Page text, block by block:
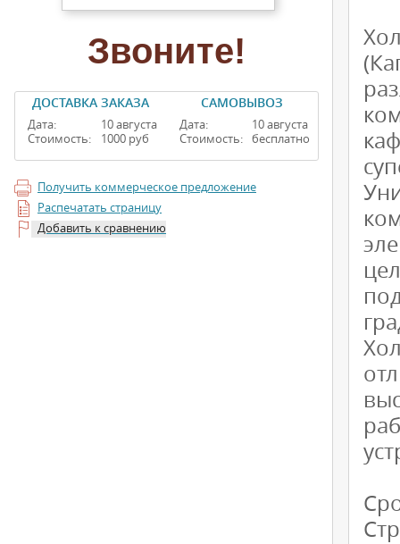
Звоните!
ДОСТАВКА ЗАКАЗА
Дата:
Стоимость:
10 августа
1000 руб
САМОВЫВОЗ
Дата:
Стоимость:
10 августа
бесплатно
Получить коммерческое предложение
Распечатать страницу
Добавить к сравнению